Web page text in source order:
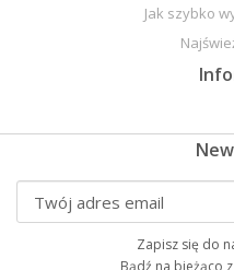
Jak szybko
Zapisz się do